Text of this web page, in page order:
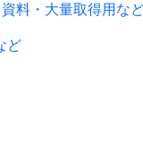
資料・大量取得用な
ど